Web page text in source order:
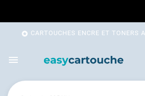
 CARTOUCHES ENCRE ET TONERS
